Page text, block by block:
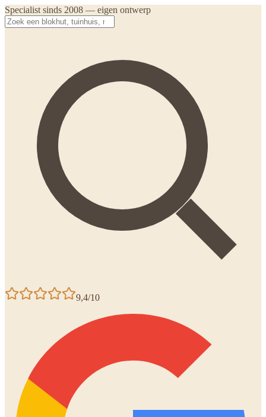
Specialist sinds 2008 — eigen ontwerp
9,4/10